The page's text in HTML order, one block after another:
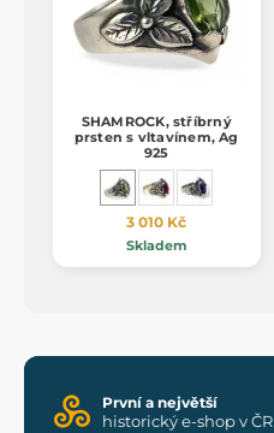
SHAMROCK, stříbrný
prsten s vltavínem, Ag
925
3 010 Kč
Skladem
První a největší
historický e-shop v ČR